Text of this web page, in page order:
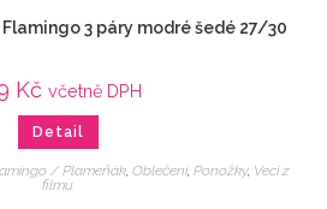
3 páry modré šedé 27/30
Kč včetně DPH
Detail
/ Plameňák, Oblečení, Ponožky, Veci z
filmu